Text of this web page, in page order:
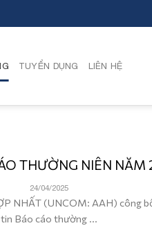
TUYỂN DỤNG LIÊN HỆ
THƯỜNG NIÊN NĂM
24/04/2025
NHẤT (UNCOM: AAH) công
tin Báo cáo thường ...